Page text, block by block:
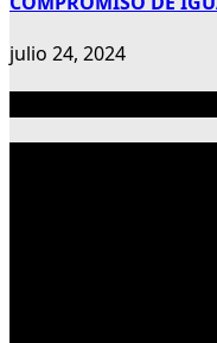
julio 24, 2024